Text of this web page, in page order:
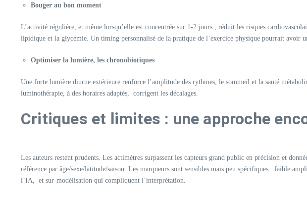
Bouger au bon moment
L’activité régulière, et même lorsqu’elle est concentrée sur 1-2 jours , réduit les risques
lipidique et la glycémie. Un timing personnalisé de la pratique de l’exercice physique pourrait avoir
Optimiser la lumière, les chronobiotiques
Une forte lumière diurne extérieure renforce l’amplitude des rythmes, le sommeil et la santé
luminothérapie, à des horaires adaptés, corrigent les décalages.​
Critiques et limites : une approche
Les auteurs restent prudents. Les actimètres surpassent les capteurs grand public en précision et
référence par âge/sexe/latitude/saison. Les marqueurs sont sensibles mais peu spécifiques : faible
l’IA, et sur-modélisation qui compliquent l’interprétation.​